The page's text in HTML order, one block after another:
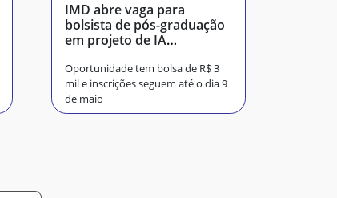
IMD abre vaga para
bolsista de pós-graduação
em projeto de IA
Oportunidade tem bolsa de R$ 3
mil e inscrições seguem até o dia 9
de maio